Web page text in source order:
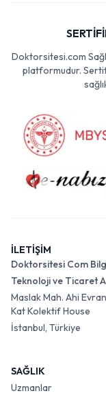
Doktorsitesi.com
platformudur.
İLETİŞİM
Doktorsitesi Com
Teknoloji ve Ticaret
Maslak Mah. Ahi
Kat Kolektif House
İstanbul, Türkiye
SAĞLIK
Uzmanlar